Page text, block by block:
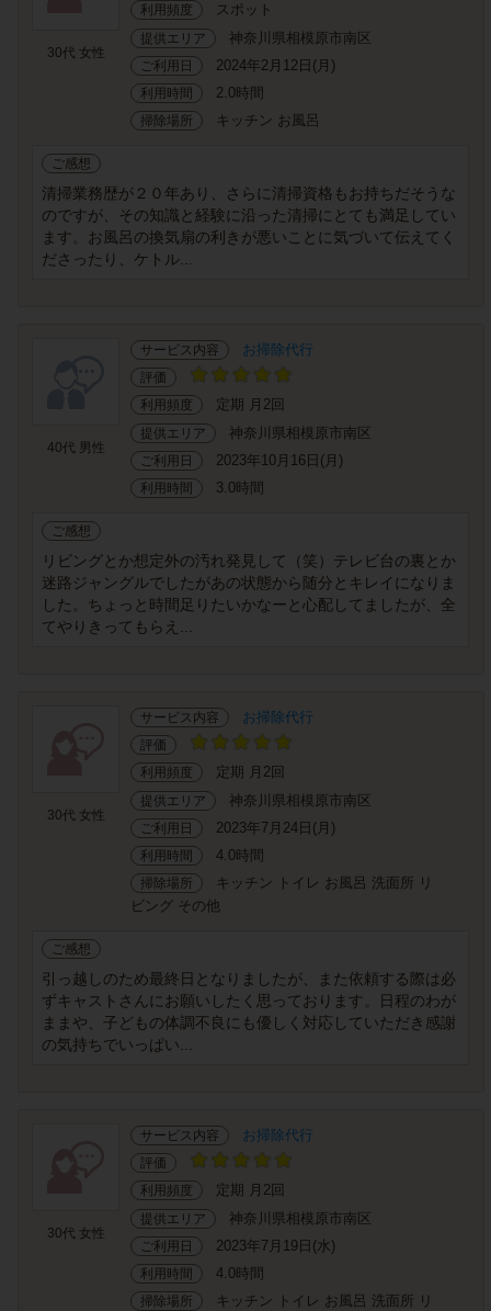
30代 女性
利用頻度
スポット
提供エリア 神奈川県相模原市南区
ご利用日 2024年2月12日(月)
利用時間 2.0時間
掃除場所 キッチン お風呂
ご感想
清掃業務歴が２０年あり、さらに清掃資格もお持ちだそうな
のですが、その知識と経験に沿った清掃にとても満足してい
ます。お風呂の換気扇の利きが悪いことに気づいて伝えてく
ださったり、ケトル...
40代 男性
サービス内容 お掃除代行
評価
利用頻度
定期 月2回
提供エリア 神奈川県相模原市南区
ご利用日 2023年10月16日(月)
利用時間 3.0時間
ご感想
リビングとか想定外の汚れ発見して（笑）テレビ台の裏とか
迷路ジャングルでしたがあの状態から随分とキレイになりま
した。ちょっと時間足りたいかなーと心配してましたが、全
てやりきってもらえ...
30代 女性
サービス内容 お掃除代行
評価
利用頻度
定期 月2回
提供エリア 神奈川県相模原市南区
ご利用日 2023年7月24日(月)
利用時間 4.0時間
掃除場所
キッチン トイレ お風呂 洗面所 リ
ビング その他
ご感想
引っ越しのため最終日となりましたが、また依頼する際は必
ずキャストさんにお願いしたく思っております。日程のわが
ままや、子どもの体調不良にも優しく対応していただき感謝
の気持ちでいっぱい...
30代 女性
サービス内容 お掃除代行
評価
利用頻度
定期 月2回
提供エリア 神奈川県相模原市南区
ご利用日 2023年7月19日(水)
利用時間 4.0時間
掃除場所
キッチン トイレ お風呂 洗面所 リ